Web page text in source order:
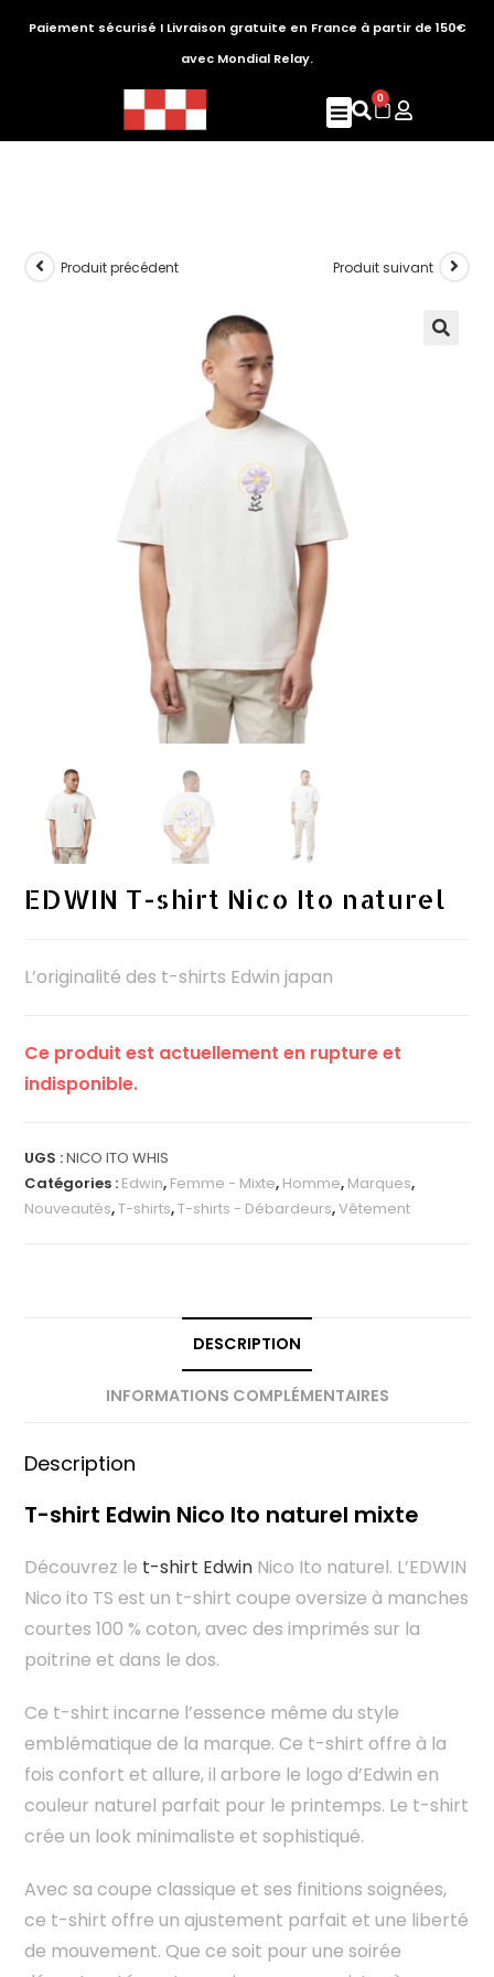
Paiement sécurisé I Livraison gratuite en France à partir de 150€
avec Mondial Relay.
0
Produit précédent Produit suivant
EDWIN T-shirt Nico Ito naturel
L’originalité des t-shirts Edwin japan
Ce produit est actuellement en rupture et
indisponible.
UGS :NICO ITO WHIS
Catégories : Edwin, Femme - Mixte, Homme, Marques,
Nouveautés,T-shirts,T-shirts - Débardeurs,Vêtement
DESCRIPTION
INFORMATIONS COMPLÉMENTAIRES
Description
T-shirt Edwin Nico Ito naturel mixte
Découvrez le t-shirt Edwin Nico Ito naturel. L’EDWIN
Nico ito TS est un t-shirt coupe oversize à manches
courtes 100 % coton, avec des imprimés sur la
poitrine et dans le dos.
Ce t-shirt incarne l’essence même du style
emblématique de la marque. Ce t-shirt offre à la
fois confort et allure, il arbore le logo d’Edwin en
couleur naturel parfait pour le printemps. Le t-shirt
crée un look minimaliste et sophistiqué.
Avec sa coupe classique et ses finitions soignées,
ce t-shirt offre un ajustement parfait et une liberté
de mouvement. Que ce soit pour une soirée